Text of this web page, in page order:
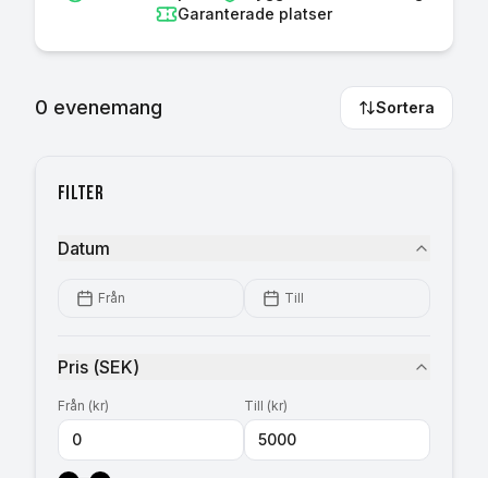
Garanterade platser
0 evenemang Sortera
Filter
Datum
Från Till
Pris (SEK)
Från (kr) Till (kr)